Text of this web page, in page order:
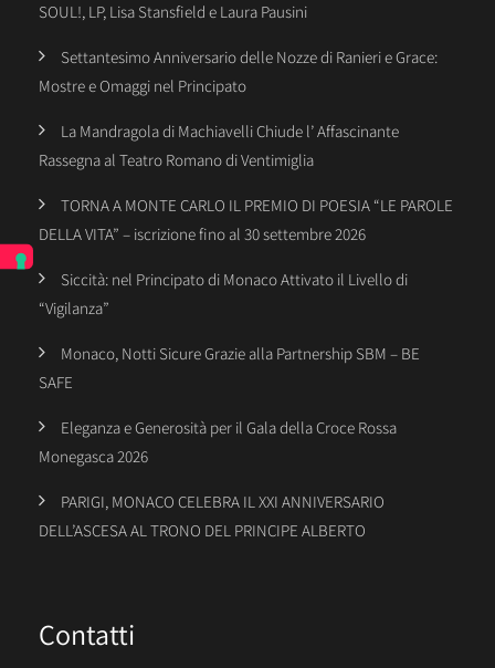
SOUL!, LP, Lisa Stansfield e Laura Pausini
Settantesimo Anniversario delle Nozze di Ranieri e Grace:
Mostre e Omaggi nel Principato
La Mandragola di Machiavelli Chiude l’ Affascinante
Rassegna al Teatro Romano di Ventimiglia
TORNA A MONTE CARLO IL PREMIO DI POESIA “LE PAROLE
DELLA VITA” – iscrizione fino al 30 settembre 2026
Siccità: nel Principato di Monaco Attivato il Livello di
“Vigilanza”
Monaco, Notti Sicure Grazie alla Partnership SBM – BE
SAFE
Eleganza e Generosità per il Gala della Croce Rossa
Monegasca 2026
PARIGI, MONACO CELEBRA IL XXI ANNIVERSARIO
DELL’ASCESA AL TRONO DEL PRINCIPE ALBERTO
Contatti